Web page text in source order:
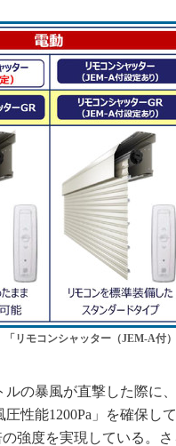
リモコンシャッター（JEM-A付
の暴風が直撃した際に
性能1200Pa」を確保し
の強度を実現している。